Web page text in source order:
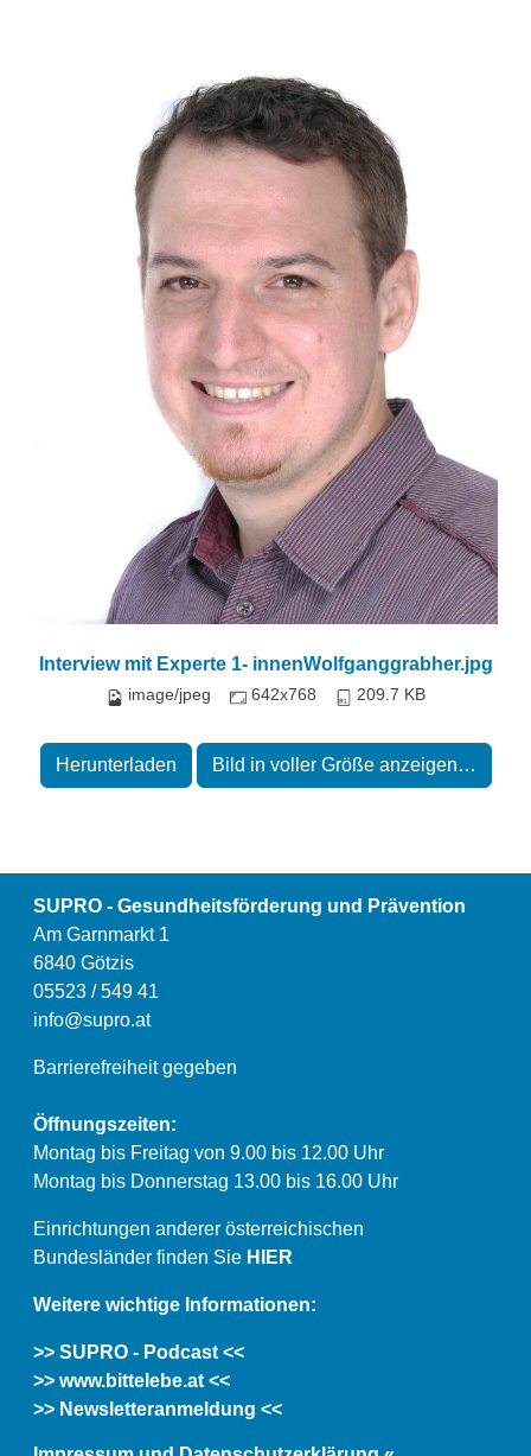
Interview mit Experte 1- innenWolfganggrabher.jpg
image/jpeg 642x768 209.7 KB
Herunterladen Bild in voller Größe anzeigen…
SUPRO - Gesundheitsförderung und Prävention
Am Garnmarkt 1
6840 Götzis
05523 / 549 41
info@supro.at
Barrierefreiheit gegeben
Öffnungszeiten:
Montag bis Freitag von 9.00 bis 12.00 Uhr
Montag bis Donnerstag 13.00 bis 16.00 Uhr
Einrichtungen anderer österreichischen
Bundesländer finden Sie HIER
Weitere wichtige Informationen:
>> SUPRO - Podcast <<
>> www.bittelebe.at <<
>> Newsletteranmeldung <<